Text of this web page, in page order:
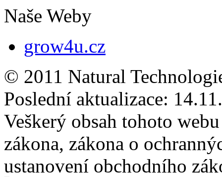
Naše Weby
grow4u.cz
© 2011 Natural
Poslední aktualizace:
Veškerý obsah tohoto
zákona, zákona o
ustanovení obchodního